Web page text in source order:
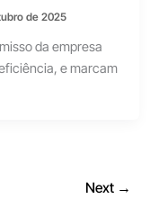
de 2025
da empresa
e marcam
Next →